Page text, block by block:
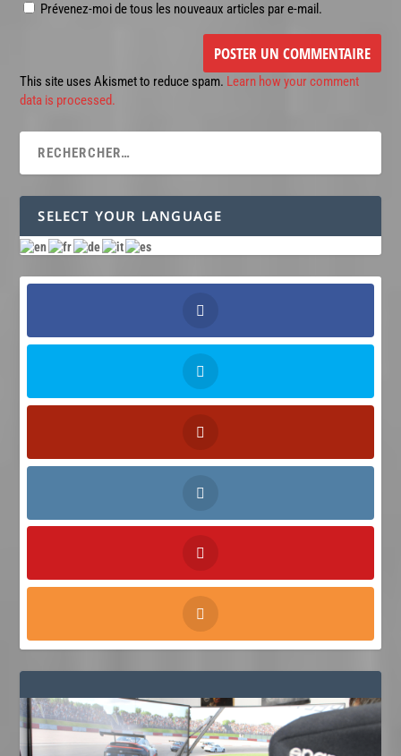
Prévenez-moi de tous les nouveaux articles par e-mail.
This site uses Akismet to reduce spam. Learn how your comment
data is processed.
SELECT YOUR LANGUAGE